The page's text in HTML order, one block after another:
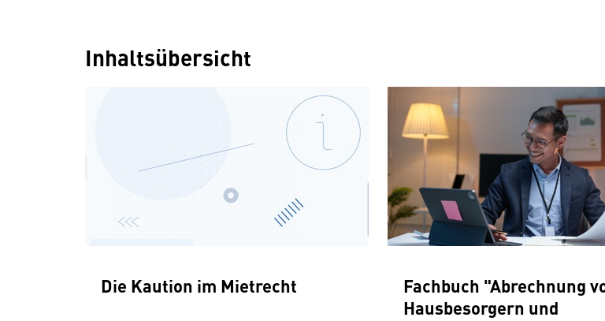
Inhaltsübersicht
Die Kaution im Mietrecht
Fachbuch "Abrechnung
Hausbesorgern und